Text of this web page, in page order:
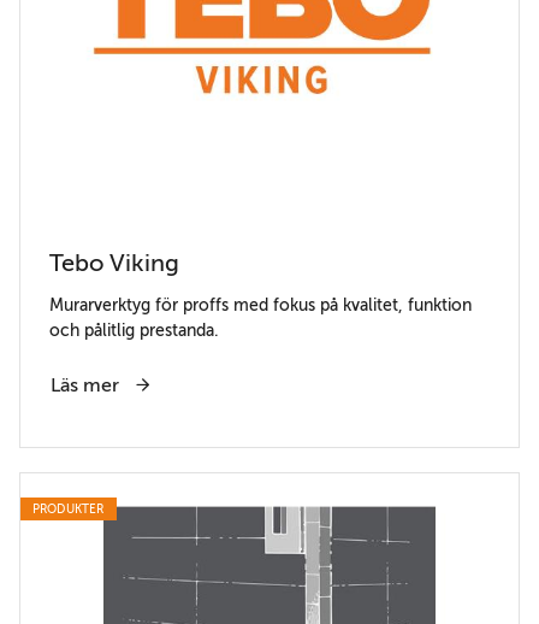
Tebo Viking
Murarverktyg för proffs med fokus på kvalitet, funktion
och pålitlig prestanda.
Läs mer
PRODUKTER